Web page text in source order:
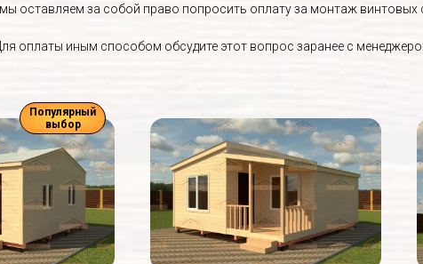
оставляем за собой право попросить оплату за монтаж винтовых
оплаты иным способом обсудите этот вопрос заранее с
Популярный
выбор